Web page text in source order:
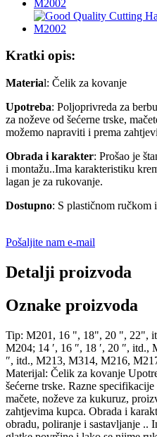
Kratki opis:
Material: Čelik za kovanje
Upotreba: Poljoprivreda za
za noževe od šećerne trske,
možemo napraviti i prema
Obrada i karakter: Prošao je
i montažu..Ima karakteristiku
lagan je za rukovanje.
Dostupno: S plastičnom ručkom
Pošaljite nam e-mail
Detalji proizvoda
Oznake proizvoda
Tip: M201, 16 ", 18", 20 ", 22",
M204; 14 ′, 16 ″, 18 ′, 20 ″,
″, itd., M213, M314, M216,
Materijal: Čelik za kovanje
šećerne trske. Razne
mačete, noževe za kukuruz,
zahtjevima kupca. Obrada i
obradu, poliranje i sastavljanje ..